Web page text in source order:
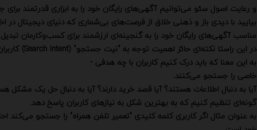
و رعایت اصول سئو می‌توانیم آگهی‌های رایگان خود را به ابزاری قدرتمند
بیایید با دیدی باز و ذهنی خلاق از فرصت‌های بی‌شماری که دنیای دیجیتال در
مناسب آگهی‌های رایگان خود را به گنجینه‌ای ارزشمند برای کسب‌وکارمان
در این راستا نکته‌ای حائز اهمیت توجه به "نیت جستجو" (Search Intent) کاربران است.
به این معنا که باید درک کنیم کاربران با چه هدفی -
خاصی را جستجو می‌کنند.
آیا به دنبال اطلاعات هستند؟ آیا قصد خرید دارند؟ آیا به دنبال حل یک
گونه‌ای تنظیم کنیم که به بهترین شکل به نیازهای کاربران پاسخ دهد.
به عنوان مثال اگر کاربری کلمه کلیدی "تعمیر تلفن همراه" را جستجو